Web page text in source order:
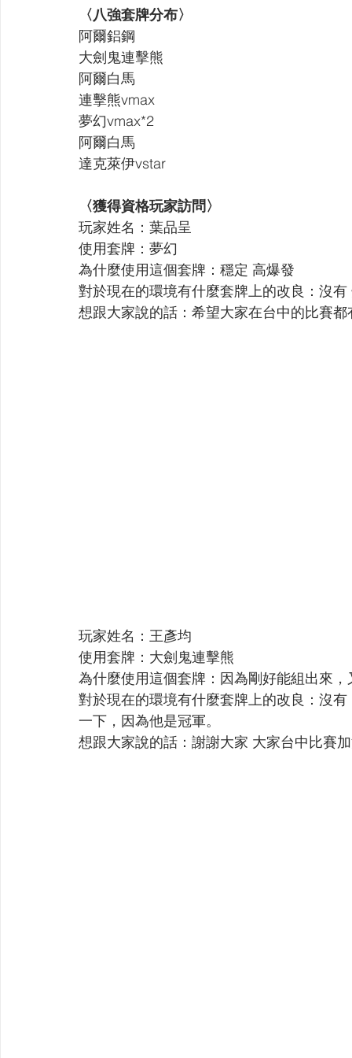
〈八強套牌分布〉
阿爾鋁鋼
大劍鬼連擊熊
阿爾白馬
連擊熊vmax
夢幻vmax*2
阿爾白馬
達克萊伊vstar
〈獲得資格玩家訪問〉
玩家姓名：葉品呈
使用套牌：夢幻
為什麼使用這個套牌：穩定 高爆發
對於現在的環境有什麼套牌上的改良：沒
想跟大家說的話：希望大家在台中的比賽都
玩家姓名：王彥均
使用套牌：大劍鬼連擊熊
為什麼使用這個套牌：因為剛好能組出來
對於現在的環境有什麼套牌上的改良：沒
一下，因為他是冠軍。
想跟大家說的話：謝謝大家 大家台中比賽